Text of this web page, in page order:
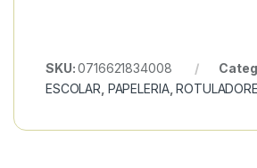
SKU:0716621834008
ESCOLAR PAPELERIA,